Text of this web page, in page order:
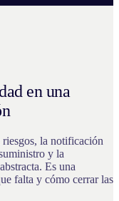
en una
la notificación
y la
Es una
falta y cómo cerrar las